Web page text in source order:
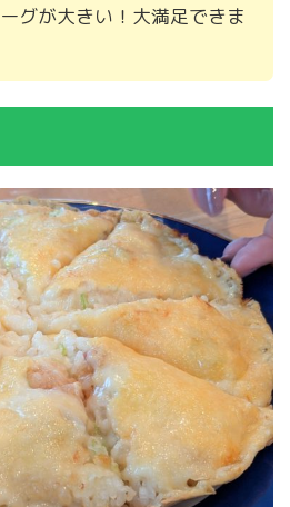
グが大きい！大満足できま